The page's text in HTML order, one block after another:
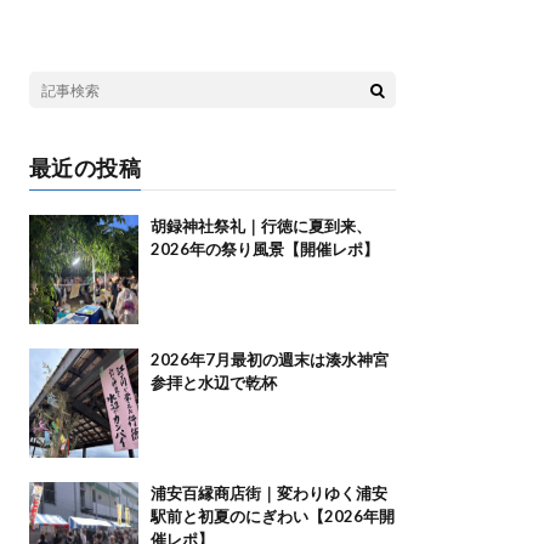
最近の投稿
胡録神社祭礼｜行徳に夏到来、
2026年の祭り風景【開催レポ】
2026年7月最初の週末は湊水神宮
参拝と水辺で乾杯
浦安百縁商店街｜変わりゆく浦安
駅前と初夏のにぎわい【2026年開
催レポ】